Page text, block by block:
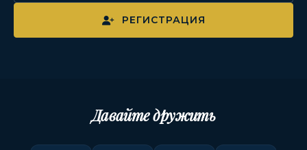
РЕГИСТРАЦИЯ
Давайте дружить